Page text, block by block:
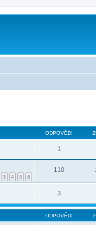
ODPOVĚDI
1
3 4 5 6
110
3
ODPOVĚDI